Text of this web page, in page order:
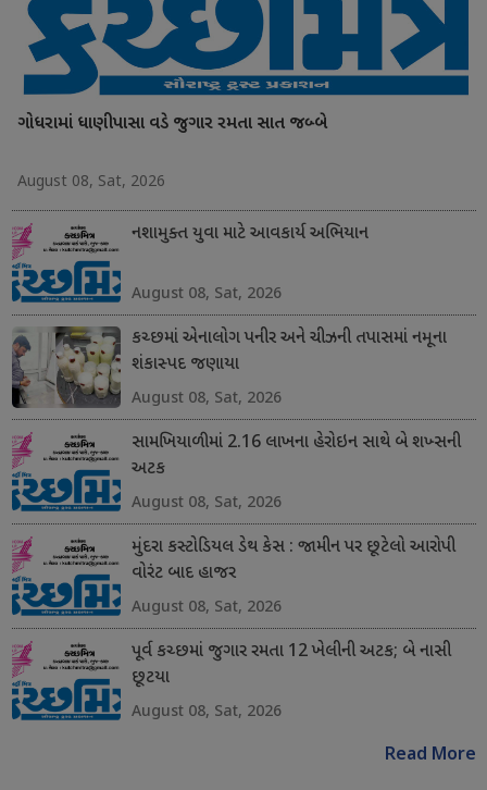
ગોધરામાં ધાણીપાસા વડે જુગાર રમતા સાત જબ્બે
August 08, Sat, 2026
નશામુક્ત યુવા માટે આવકાર્ય અભિયાન
August 08, Sat, 2026
કચ્છમાં એનાલોગ પનીર અને ચીઝની તપાસમાં નમૂના
શંકાસ્પદ જણાયા
August 08, Sat, 2026
સામખિયાળીમાં 2.16 લાખના હેરોઇન સાથે બે શખ્સની
અટક
August 08, Sat, 2026
મુંદરા કસ્ટોડિયલ ડેથ કેસ : જામીન પર છૂટેલો આરોપી
વોરંટ બાદ હાજર
August 08, Sat, 2026
પૂર્વ કચ્છમાં જુગાર રમતા 12 ખેલીની અટક; બે નાસી
છૂટયા
August 08, Sat, 2026
Read More